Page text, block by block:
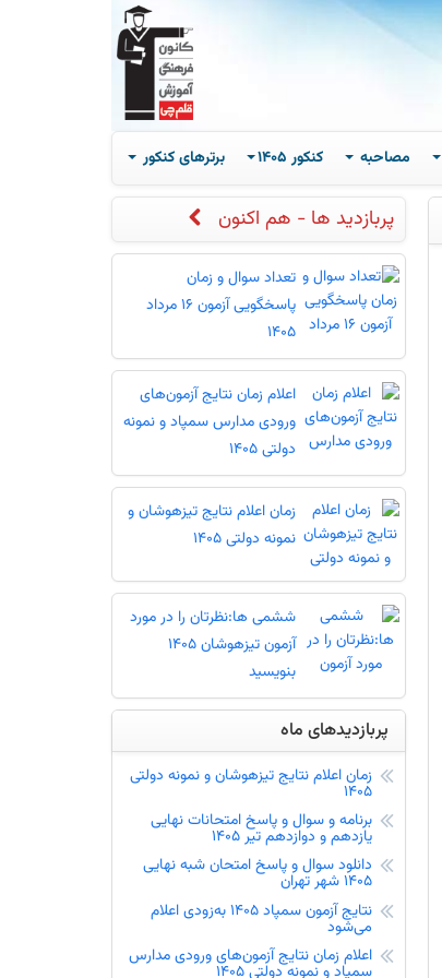
مصاحبه کنکور 1405 برترهای کنکور
پربازدید ها - هم اکنون
تعداد سوال و زمان
پاسخگویی آزمون 16 مرداد
1405
اعلام زمان نتایج آزمون‌های
ورودی مدارس سمپاد و نمونه
دولتی 1405
زمان اعلام نتایج تیزهوشان و
نمونه دولتی 1405
ششمی ها:نظرتان را در مورد
آزمون تیزهوشان 1405
بنویسید
پربازدیدهای ماه
زمان اعلام نتایج تیزهوشان و نمونه دولتی
1405
برنامه و سوال و پاسخ امتحانات نهایی
یازدهم و دوازدهم تیر 1405
دانلود سوال و پاسخ امتحان شبه نهایی
1405 شهر تهران
نتایج آزمون سمپاد 1405 به‌زودی اعلام
می‌شود
اعلام زمان نتایج آزمون‌های ورودی مدارس
سمپاد و نمونه دولتی 1405